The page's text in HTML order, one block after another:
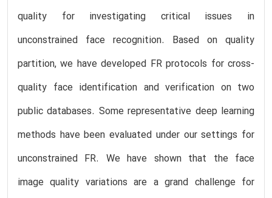
quality for investigating critical issues in
unconstrained face recognition. Based on quality
partition, we have developed FR protocols for cross-
quality face identification and verification on two
public databases. Some representative deep learning
methods have been evaluated under our settings for
unconstrained FR. We have shown that the face
image quality variations are a grand challenge for